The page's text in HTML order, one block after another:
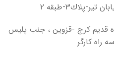
پلاك۳-طبقه ۲
قدیم كرج -قزوین ، جنب پلیس
راه کارگر